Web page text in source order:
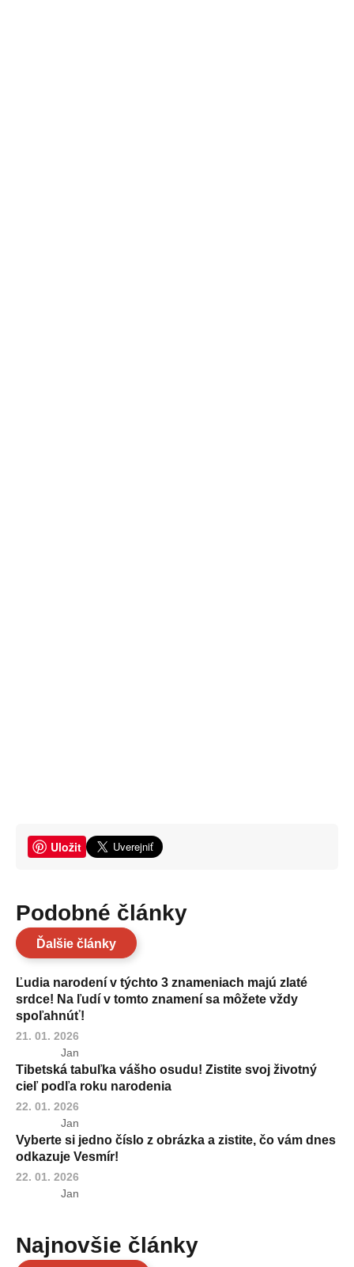
Uložit
Podobné články
Ďalšie články
Ľudia narodení v týchto 3 znameniach majú zlaté
srdce! Na ľudí v tomto znamení sa môžete vždy
spoľahnúť!
21. 01. 2026
Jan
Tibetská tabuľka vášho osudu! Zistite svoj životný
cieľ podľa roku narodenia
22. 01. 2026
Jan
Vyberte si jedno číslo z obrázka a zistite, čo vám dnes
odkazuje Vesmír!
22. 01. 2026
Jan
Najnovšie články